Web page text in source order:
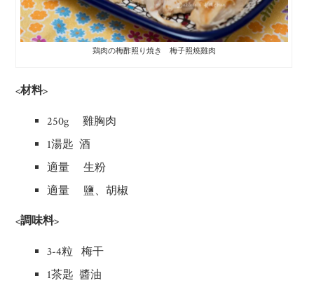
鶏肉の梅酢照り焼き 梅子照燒雞肉
<材料>
250g 雞胸肉
1湯匙 酒
適量 生粉
適量 鹽、胡椒
<調味料>
3-4粒 梅干
1茶匙 醬油